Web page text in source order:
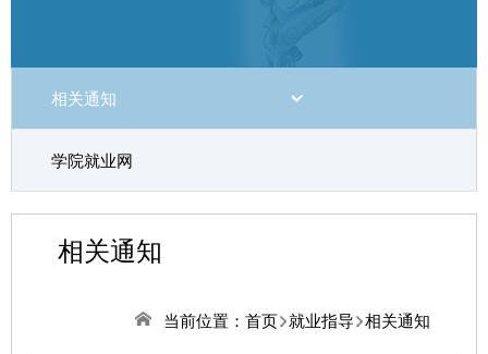
相关通知
学院就业网
相关通知
当前位置： 首页 就业指导 相关通知